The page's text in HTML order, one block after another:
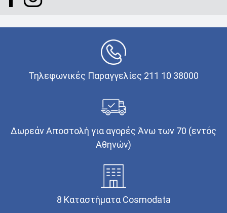
Τηλεφωνικές Παραγγελίες 211 10 38000
Δωρεάν Αποστολή για αγορές Άνω των 70 (εντός
Αθηνών)
8 Καταστήματα Cosmodata